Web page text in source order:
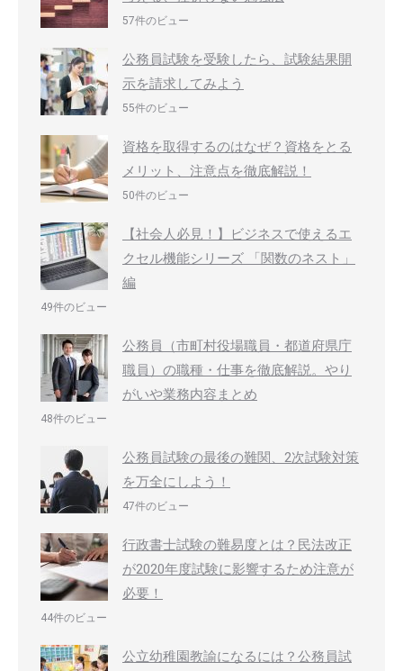
57件のビュー
公務員試験を受験したら、試験結果開
示を請求してみよう
55件のビュー
資格を取得するのはなぜ？資格をとる
メリット、注意点を徹底解説！
50件のビュー
【社会人必見！】ビジネスで使えるエ
クセル機能シリーズ 「関数のネスト」
編
49件のビュー
公務員（市町村役場職員・都道府県庁
職員）の職種・仕事を徹底解説。やり
がいや業務内容まとめ
48件のビュー
公務員試験の最後の難関、2次試験対策
を万全にしよう！
47件のビュー
行政書士試験の難易度とは？民法改正
が2020年度試験に影響するため注意が
必要！
44件のビュー
公立幼稚園教諭になるには？公務員試